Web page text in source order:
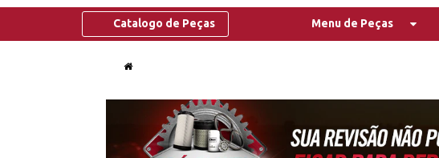
Catalogo de Peças Menu de Peças